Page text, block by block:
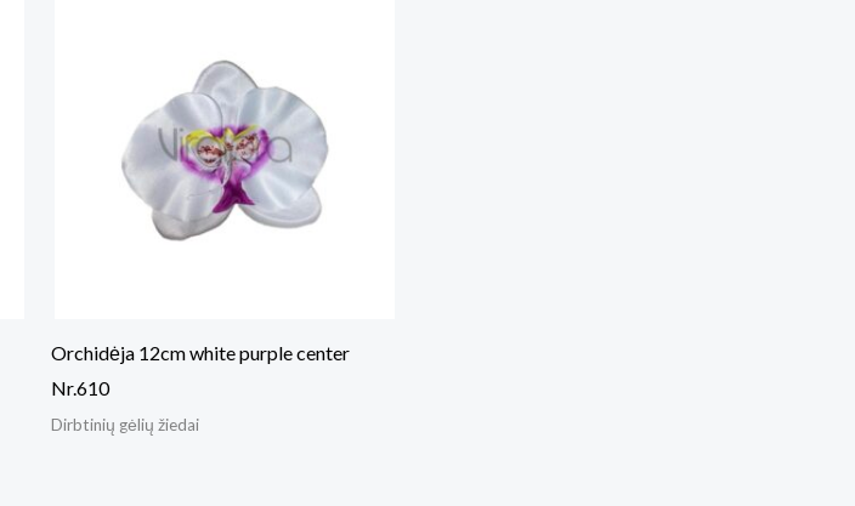
Orchidėja 12cm white purple center
Nr.610
Dirbtinių gėlių žiedai